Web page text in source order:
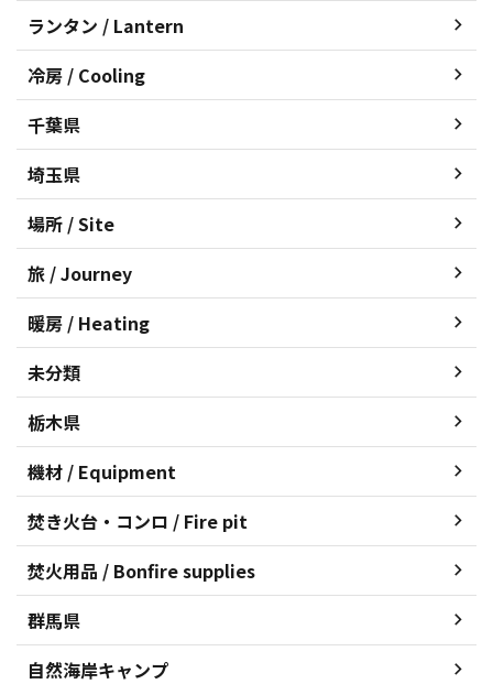
ランタン / Lantern
冷房 / Cooling
千葉県
埼玉県
場所 / Site
旅 / Journey
暖房 / Heating
未分類
栃木県
機材 / Equipment
焚き火台・コンロ / Fire pit
焚火用品 / Bonfire supplies
群馬県
自然海岸キャンプ